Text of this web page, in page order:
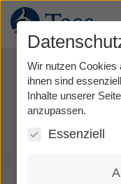
Direkt
zum
Inhalt
Wir nutzen Cookies
ihnen sind
Inhalte unserer
anzupassen.
Essenziell